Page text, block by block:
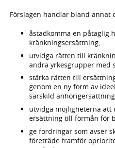
Förslagen handlar bland annat
åstadkomma en påtaglig
kränk­nings­ersättning,
utvidga rätten till
andra yrkes­grupper med
stärka rätten till
genom en ny form av
särskild
utvidga möjlig­heterna
ersättning till förmån för
ge fordringar som avser
företräde framför